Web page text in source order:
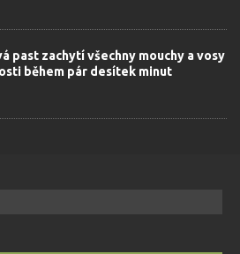
past zachytí všechny mouchy a vosy
během pár desítek minut